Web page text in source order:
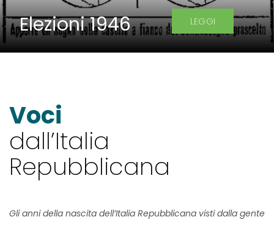
Elezioni 1946 LEGGI
Voci
dall’Italia
Repubblicana
Gli anni della nascita dell’Italia Repubblicana visti dalla gente